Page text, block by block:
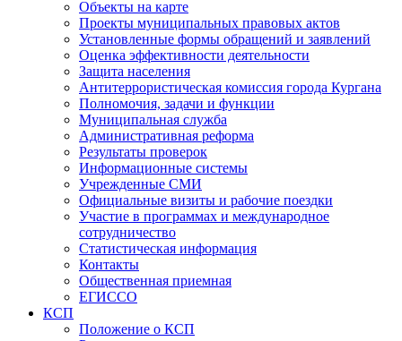
Объекты на карте
Проекты муниципальных правовых актов
Установленные формы обращений и заявлений
Оценка эффективности деятельности
Защита населения
Антитеррористическая комиссия города Кургана
Полномочия, задачи и функции
Муниципальная служба
Административная реформа
Результаты проверок
Информационные системы
Учрежденные СМИ
Официальные визиты и рабочие поездки
Участие в программах и международное
сотрудничество
Статистическая информация
Контакты
Общественная приемная
ЕГИССО
КСП
Положение о КСП